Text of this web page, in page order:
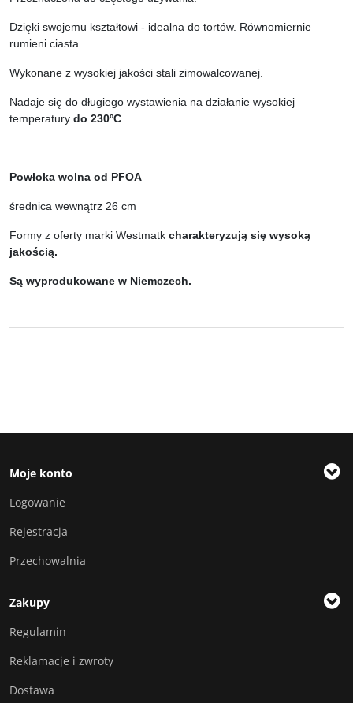
Dzięki swojemu kształtowi - idealna do tortów. Równomiernie
rumieni ciasta.
Wykonane z wysokiej jakości stali zimowalcowanej.
Nadaje się do długiego wystawienia na działanie wysokiej
temperatury do 230ºC.
Powłoka wolna od PFOA
średnica wewnątrz 26 cm
Formy z oferty marki Westmatk charakteryzują się wysoką
jakością.
Są wyprodukowane w Niemczech.
Moje konto
Logowanie
Rejestracja
Przechowalnia
Zakupy
Regulamin
Reklamacje i zwroty
Dostawa